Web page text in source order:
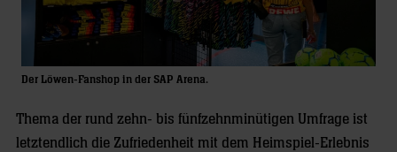
Der Löwen-Fanshop in der SAP Arena.
Thema der rund zehn- bis fünfzehnminütigen Umfrage ist
letztendlich die Zufriedenheit mit dem Heimspiel-Erlebnis